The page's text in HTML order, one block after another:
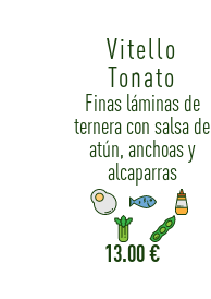
Vitello
Tonato
Finas láminas de
ternera con salsa de
atún, anchoas y
alcaparras
13.00 €